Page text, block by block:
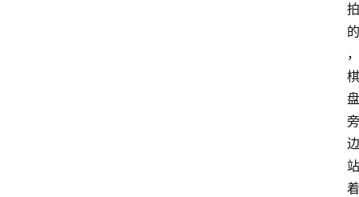
拍
的
，
棋
盘
旁
边
站
着